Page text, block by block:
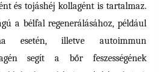
és tojáshéj kollagént is tartalmaz.
a bélfal regenerálásához, például
esetén, illetve autoimmun
segít a bőr feszességének